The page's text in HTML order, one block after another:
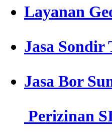
Layanan
Jasa Sondir
Jasa Bor
Perizinan